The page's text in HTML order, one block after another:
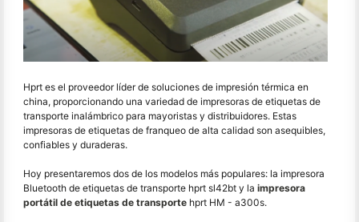
Hprt es el proveedor líder de soluciones de impresión térmica en
china, proporcionando una variedad de impresoras de etiquetas de
transporte inalámbrico para mayoristas y distribuidores. Estas
impresoras de etiquetas de franqueo de alta calidad son asequibles,
confiables y duraderas.
Hoy presentaremos dos de los modelos más populares: la impresora
Bluetooth de etiquetas de transporte hprt sl42bt y la impresora
portátil de etiquetas de transporte hprt HM - a300s.